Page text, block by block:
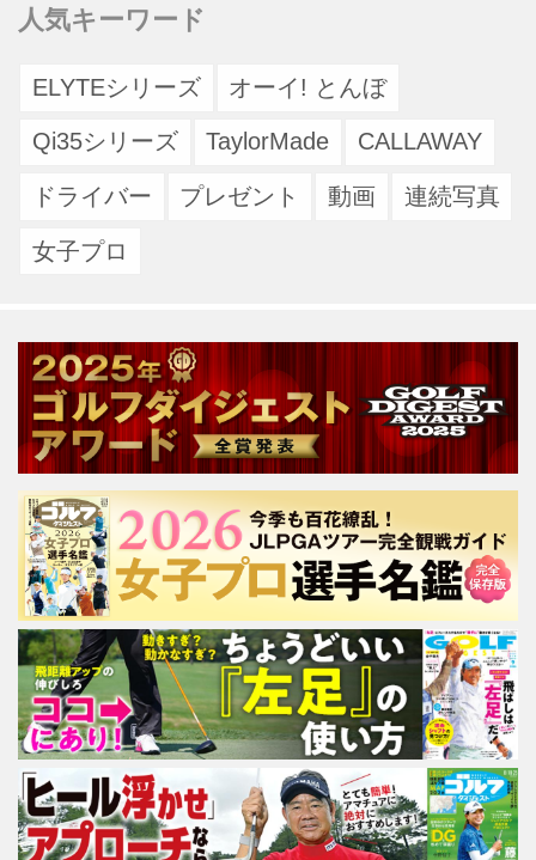
人気キーワード
ELYTEシリーズ オーイ! とんぼ
Qi35シリーズ TaylorMade CALLAWAY
ドライバー プレゼント 動画 連続写真
女子プロ